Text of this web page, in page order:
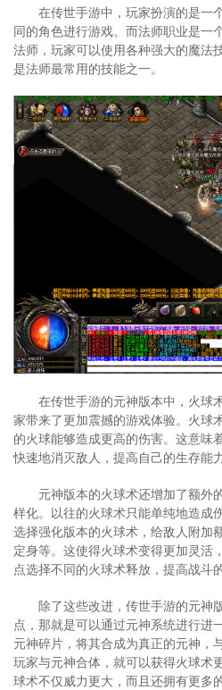
在传世手游中，玩家扮演的是一
同的角色进行游戏。而法师职业是一
法师，玩家可以使用各种强大的魔法
是法师最常用的技能之一。
在传世手游的元神版本中，火球
家带来了更加震撼的游戏体验。火球
的火球能够造成更高的伤害。这意味
快速地消灭敌人，提高自己的生存能力
元神版本的火球术还增加了额外
样化。以往的火球术只能单纯地造成
选择强化版本的火球术，给敌人附加
定身等。这使得火球术变得更加灵活
点选择不同的火球术释放，提高战斗
除了这些改进，传世手游的元神
点，那就是可以通过元神系统进行进
元神碎片，将其合成为真正的元神，
玩家与元神合体，就可以获得火球术
球术不仅威力更大，而且还拥有更多